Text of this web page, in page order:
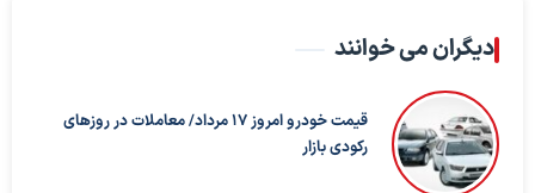
دیگران می خوانند
قیمت خودرو امروز ۱۷ مرداد/ معاملات در روزهای
رکودی بازار